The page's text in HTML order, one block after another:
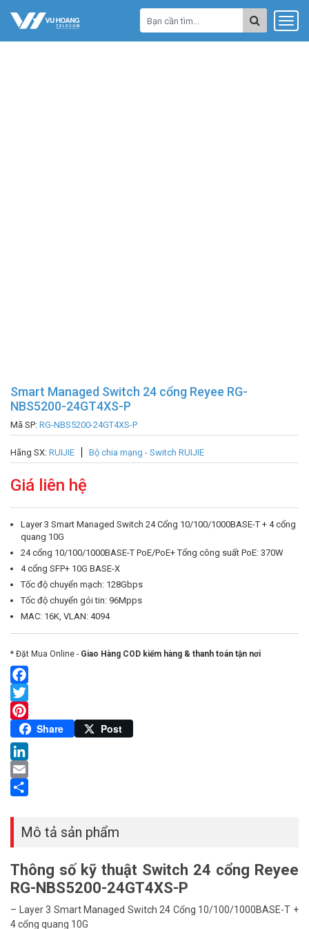
Smart Managed Switch 24 cổng Reyee RG-
NBS5200-24GT4XS-P
Mã SP: RG-NBS5200-24GT4XS-P
Hãng SX: RUIJIE Bộ chia mạng - Switch RUIJIE
Giá liên hệ
Layer 3 Smart Managed Switch 24 Cổng 10/100/1000BASE-T + 4 cổng
quang 10G
24 cổng 10/100/1000BASE-T PoE/PoE+ Tổng công suất PoE: 370W
4 cổng SFP+ 10G BASE-X
Tốc độ chuyển mạch: 128Gbps
Tốc độ chuyển gói tin: 96Mpps
MAC: 16K, VLAN: 4094
* Đặt Mua Online - Giao Hàng COD kiểm hàng & thanh toán tận nơi
Facebook
Twitter
Pinterest
Share Post
LinkedIn
Email
Mô tả sản phẩm
Thông số kỹ thuật Switch 24 cổng Reyee
RG-NBS5200-24GT4XS-P
– Layer 3 Smart Managed Switch 24 Cổng 10/100/1000BASE-T +
4 cổng quang 10G